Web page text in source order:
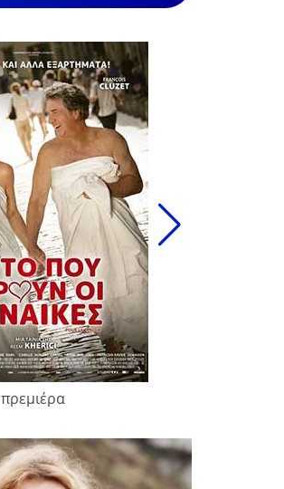
πρεμιέρα